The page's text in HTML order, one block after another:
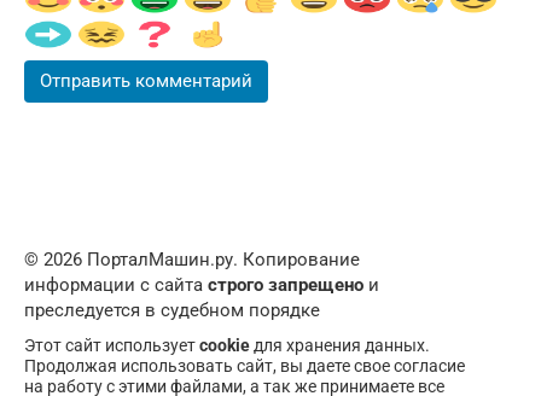
© 2026 ПорталМашин.ру. Копирование
информации с сайта строго запрещено и
преследуется в судебном порядке
Этот сайт используетcookie для хранения данных.
Продолжая использовать сайт, вы даете свое согласие
на работу с этими файлами, а так же принимаете все